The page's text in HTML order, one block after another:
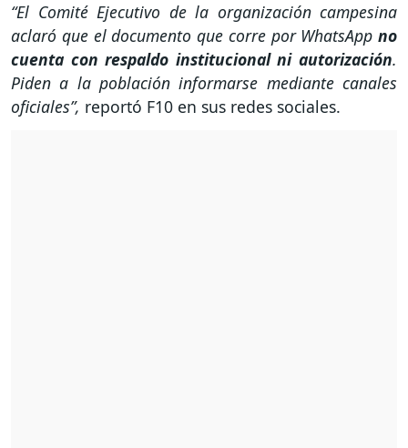
“El Comité Ejecutivo de la organización campesina
aclaró que el documento que corre por WhatsApp no
cuenta con respaldo institucional ni autorización.
Piden a la población informarse mediante canales
oficiales”, reportó F10 en sus redes sociales.